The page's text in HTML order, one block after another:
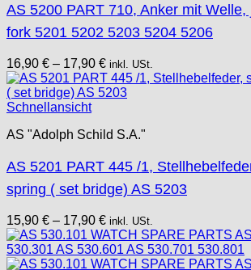
AS 5200 PART 710, Anker mit
fork 5201 5202 5203 5204 5206
16,90 € – 17,90 € inkl. USt.
Schnellansicht
AS "Adolph Schild S.A."
AS 5201 PART 445 /1,
spring ( set bridge) AS 5203
15,90 € – 17,90 € inkl. USt.